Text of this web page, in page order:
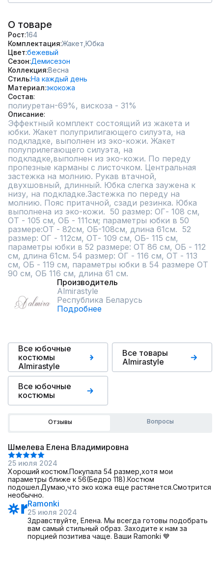
О товаре
Рост 164
Комплектация Жакет, Юбка
Цвет бежевый
Сезон Демисезон
Коллекция Весна
СтильНа каждый день
Материал экокожа
Состав
полиуретан-69%, вискоза - 31%
Описание
Эффектный комплект состоящий из жакета и
юбки. Жакет полуприлигающего силуэта, на
подкладке, выполнен из эко-кожи. Жакет
полуприлегающего силуэта, на
подкладке,выполнен из эко-кожи. По переду
пропезные карманы с листочком. Центральная
застежка на молнию. Рукав втачной,
двухшовный, длинный. Юбка слегка заужена к
низу, на подкладке.Застежка по переду на
молнию. Пояс притачной, сзади резинка. Юбка
выполнена из эко-кожи.  50 размер: ОГ- 108 см,
ОТ - 105 см, ОБ - 111см; параметры юбки в 50
размере:ОТ - 82см, ОБ-108см, длина 61см.  52
размер: ОГ - 112см, ОТ- 109 см, ОБ- 115 см,
параметры юбки в 52 размере: ОТ 86 см, ОБ - 112
см, длина 61см. 54 размер: ОГ - 116 см, ОТ - 113
см, ОБ - 119 см, параметры юбки в 54 размере ОТ
90 см, ОБ 116 см, длина 61 см.
Производитель
Almirastyle
Республика Беларусь
Подробнее
Все юбочные
костюмы
Almirastyle
Все товары
Almirastyle
Все юбочные
костюмы
Отзывы Вопросы
Шмелева Елена Владимировна
25 июля 2024
Хороший костюм.Покупала 54 размер,хотя мои
параметры ближе к 56(Бедро 118).Костюм
подошел.Думаю,что эко кожа еще растянется.Смотрится
необычно.
Ramonki
25 июля 2024
Здравствуйте, Елена. Мы всегда готовы подобрать
вам самый стильный образ. Заходите к нам за
порцией позитива чаще. Ваши Ramonki 💙